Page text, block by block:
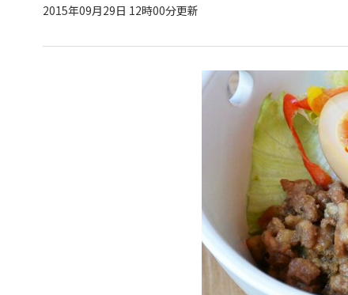
2015年09月29日 12時00分更新